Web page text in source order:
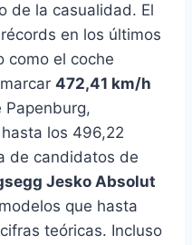
de la casualidad. El
en los últimos
como el coche
472,41 km/h
Papenburg,
los 496,22
de candidatos de
Jesko Absolut
que hasta
teóricas. Incluso